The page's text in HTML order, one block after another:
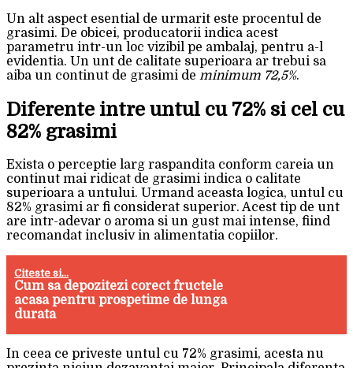
Un alt aspect esential de urmarit este procentul de
grasimi. De obicei, producatorii indica acest
parametru intr-un loc vizibil pe ambalaj, pentru a-l
evidentia. Un unt de calitate superioara ar trebui sa
aiba un continut de grasimi de minimum 72,5%.
Diferente intre untul cu 72% si cel cu
82% grasimi
Exista o perceptie larg raspandita conform careia un
continut mai ridicat de grasimi indica o calitate
superioara a untului. Urmand aceasta logica, untul cu
82% grasimi ar fi considerat superior. Acest tip de unt
are intr-adevar o aroma si un gust mai intense, fiind
recomandat inclusiv in alimentatia copiilor.
Citeste si...
Cum sa depozitezi corect fructele
acasa pentru prospetime de lunga
durata
In ceea ce priveste untul cu 72% grasimi, acesta nu